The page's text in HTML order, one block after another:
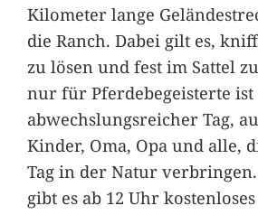
Kilometer lange
die Ranch. Dabei gilt es,
zu lösen und fest im Sattel
nur für Pferdebegeisterte ist
abwechslungsreicher Tag,
Kinder, Oma, Opa und alle,
Tag in der Natur
gibt es ab 12 Uhr